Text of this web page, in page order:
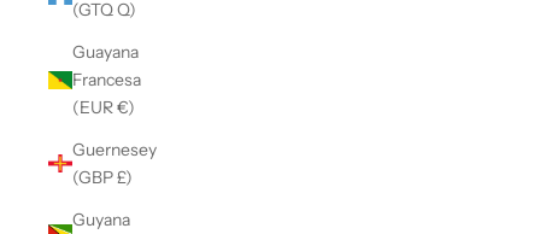
(GTQ Q)
Guayana
Francesa
(EUR €)
Guernesey
(GBP £)
Guyana